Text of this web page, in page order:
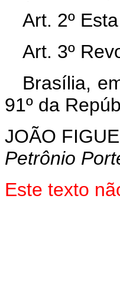
Art. 2º
Art. 3º
Brasília,
91º da
JOÃO
Petrônio
Este texto